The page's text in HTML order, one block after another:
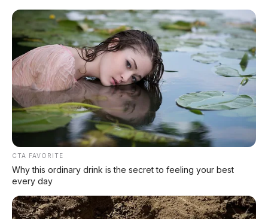
CTA FAVORITE
Why this ordinary drink is the secret to feeling your best
every day